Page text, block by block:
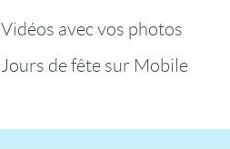
Vidéos avec vos photos
Jours de fête sur Mobile